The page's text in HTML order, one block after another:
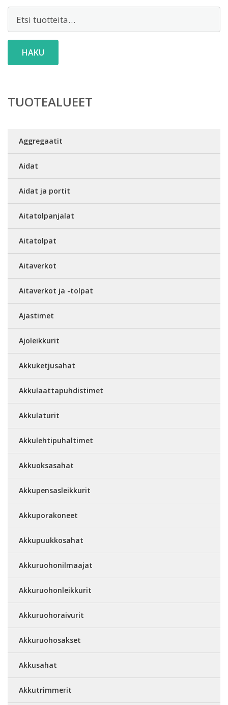
HAKU
TUOTEALUEET
Aggregaatit
Aidat
Aidat ja portit
Aitatolpanjalat
Aitatolpat
Aitaverkot
Aitaverkot ja -tolpat
Ajastimet
Ajoleikkurit
Akkuketjusahat
Akkulaattapuhdistimet
Akkulaturit
Akkulehtipuhaltimet
Akkuoksasahat
Akkupensasleikkurit
Akkuporakoneet
Akkupuukkosahat
Akkuruohonilmaajat
Akkuruohonleikkurit
Akkuruohoraivurit
Akkuruohosakset
Akkusahat
Akkutrimmerit